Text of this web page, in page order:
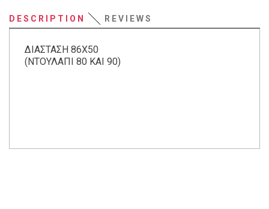
DESCRIPTION REVIEWS
ΔΙΑΣΤΑΣΗ 86Χ50
(ΝΤΟΥΛΑΠΙ 80 ΚΑΙ 90)